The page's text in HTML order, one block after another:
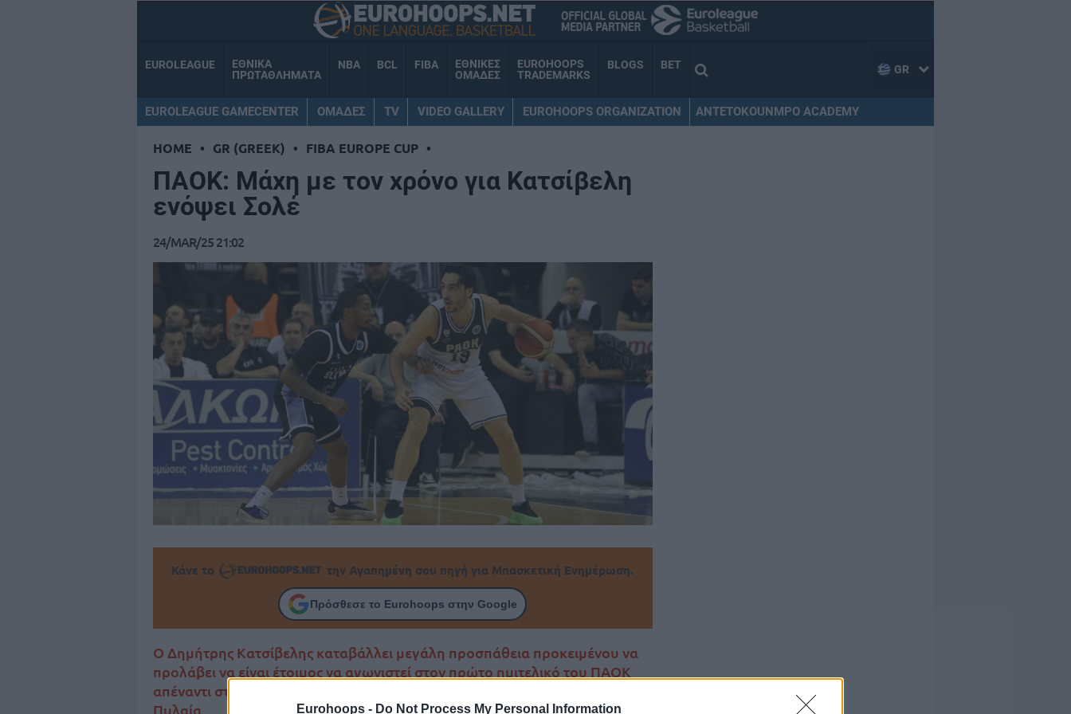
Eurohoops - Do Not Process My Personal Information
EUROLEAGUE
ΕΘΝΙΚΑ
ΠΡΩΤΑΘΛΗΜΑΤΑ
NBA BCL FIBA
ΕΘΝΙΚΕΣ
ΟΜΑΔΕΣ
EUROHOOPS
TRADEMARKS
BLOGS BET GR
EUROLEAGUE GAMECENTER ΟΜΑΔΕΣ TV VIDEO GALLERY EUROHOOPS ORGANIZATION ANTETOKOUNMPO ACADEMY
HOME • GR (GREEK) • FIBA EUROPE CUP •
ΠΑΟΚ: Μάχη με τον χρόνο για Κατσίβελη
ενόψει Σολέ
24/MAR/25 21:02
Κάνε το την Αγαπημένη σου πηγή για Μπασκετική Ενημέρωση.
Πρόσθεσε το Eurohoops στην Google
Ο Δημήτρης Κατσίβελης καταβάλλει μεγάλη προσπάθεια προκειμένου να
προλάβει να είναι έτοιμος να αγωνιστεί στον πρώτο ημιτελικό του ΠΑΟΚ
απέναντι στη Σολέ για το FIBA Europe Cup την Τετάρτη (26/03) στην
Πυλαία.